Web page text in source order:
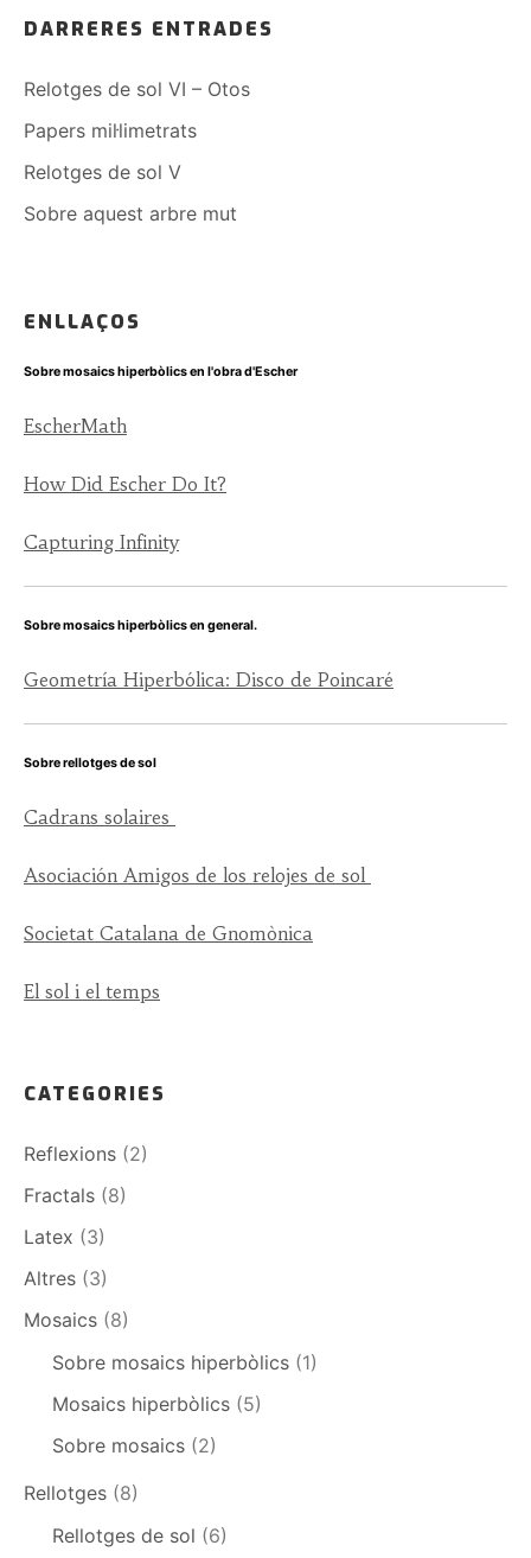
DARRERES ENTRADES
Relotges de sol VI – Otos
Papers mil·limetrats
Relotges de sol V
Sobre aquest arbre mut
ENLLAÇOS
Sobre mosaics hiperbòlics en l'obra d'Escher
EscherMath
How Did Escher Do It?
Capturing Infinity
Sobre mosaics hiperbòlics en general.
Geometría Hiperbólica: Disco de Poincaré
Sobre rellotges de sol
Cadrans solaires
Asociación Amigos de los relojes de sol
Societat Catalana de Gnomònica
El sol i el temps
CATEGORIES
Reflexions (2)
Fractals (8)
Latex (3)
Altres (3)
Mosaics (8)
Sobre mosaics hiperbòlics (1)
Mosaics hiperbòlics (5)
Sobre mosaics (2)
Rellotges (8)
Rellotges de sol (6)